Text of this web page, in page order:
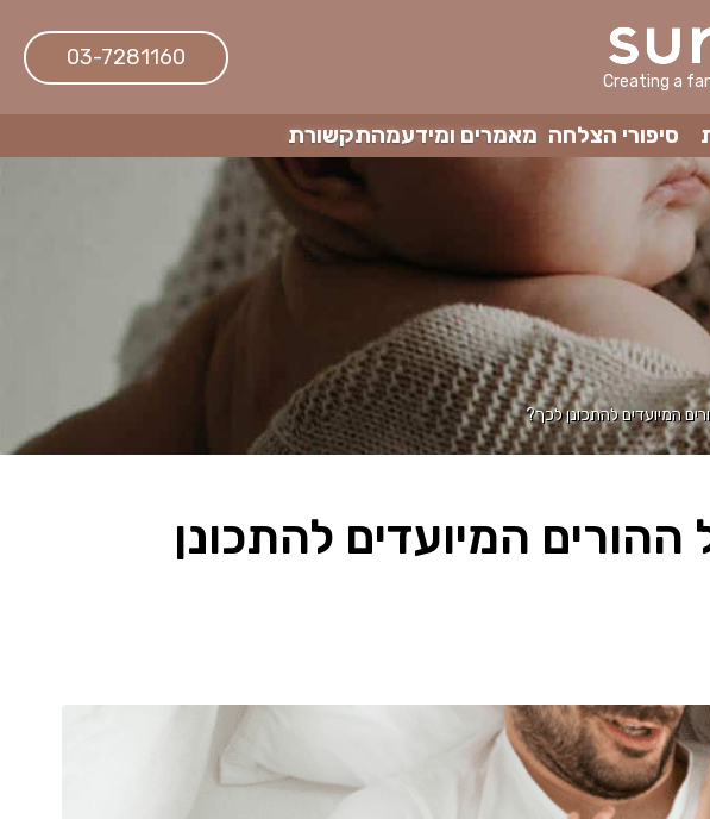
03-7281160
סיפורי הצלחה מאמרים ומידעמהתקשורת
המיועדים להתכונן לכך?
המיועדים להתכונן